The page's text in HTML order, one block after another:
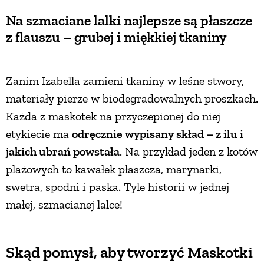
Na szmaciane lalki najlepsze są płaszcze
z flauszu – grubej i miękkiej tkaniny
Zanim Izabella zamieni tkaniny w leśne stwory,
materiały pierze w biodegradowalnych proszkach.
Każda z maskotek na przyczepionej do niej
etykiecie ma odręcznie wypisany skład – z ilu i
jakich ubrań powstała. Na przykład jeden z kotów
plażowych to kawałek płaszcza, marynarki,
swetra, spodni i paska. Tyle historii w jednej
małej, szmacianej lalce!
Skąd pomysł, aby tworzyć Maskotki